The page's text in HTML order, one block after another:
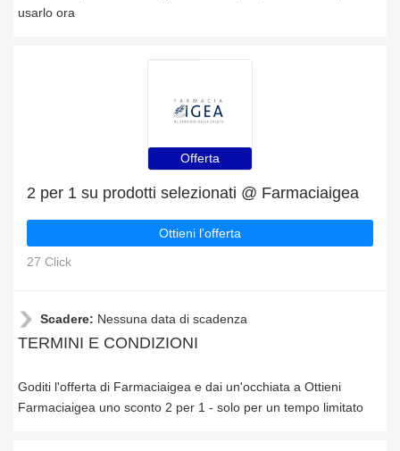
usarlo ora
Offerta
2 per 1 su prodotti selezionati @ Farmaciaigea
Ottieni l'offerta
27 Click
Scadere: Nessuna data di scadenza
TERMINI E CONDIZIONI
Goditi l'offerta di Farmaciaigea e dai un'occhiata a Ottieni
Farmaciaigea uno sconto 2 per 1 - solo per un tempo limitato